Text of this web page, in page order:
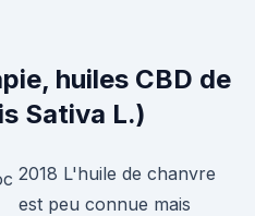
huiles CBD de
Sativa L.)
2018 L'huile de chanvre
est peu connue mais